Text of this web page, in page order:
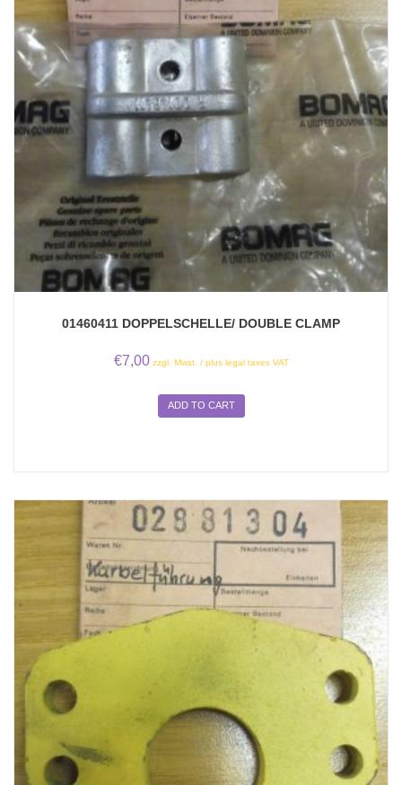
01460411 DOPPELSCHELLE/ DOUBLE CLAMP
€7,00 zzgl. Mwst. / plus legal taxes VAT
ADD TO CART